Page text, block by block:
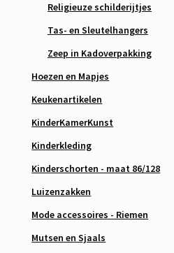
Religieuze schilderijtjes
Tas- en Sleutelhangers
Zeep in Kadoverpakking
Hoezen en Mapjes
Keukenartikelen
KinderKamerKunst
Kinderkleding
Kinderschorten - maat 86/128
Luizenzakken
Mode accessoires - Riemen
Mutsen en Sjaals